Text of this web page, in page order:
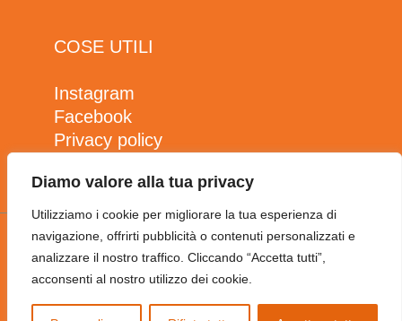
Diamo valore alla tua privacy
Utilizziamo i cookie per migliorare la tua esperienza di
navigazione, offrirti pubblicità o contenuti personalizzati e
analizzare il nostro traffico. Cliccando “Accetta tutti”,
acconsenti al nostro utilizzo dei cookie.
COSE UTILI
Instagram
Facebook
Privacy policy
NEWSLETTER